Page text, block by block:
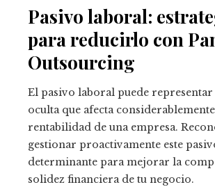
Pasivo laboral:
para reducirlo con
Outsourcing
El pasivo laboral puede representar
oculta que afecta
rentabilidad de una empresa.
gestionar proactivamente este
determinante para mejorar la
solidez financiera de tu negocio.